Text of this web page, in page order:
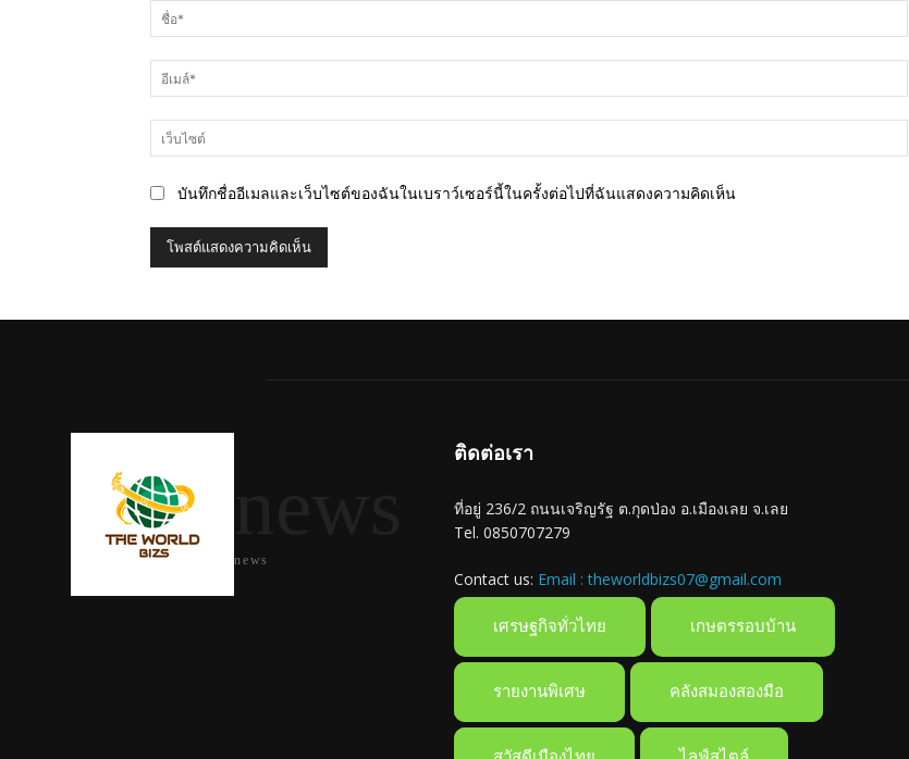
คิด
เห็น
บันทึกชื่ออีเมลและเว็บไซต์ของฉันในเบราว์เซอร์นี้ในครั้งต่อไปที่ฉันแสดงความคิดเห็น
news
ติดต่อเรา
ที่อยู่ 236/2 ถนนเจริญรัฐ ต.กุดป่อง อ.เมืองเลย จ.เลย
Tel. 0850707279
Contact us: Email : theworldbizs07@gmail.com
เศรษฐกิจทั่วไทย เกษตรรอบบ้าน
รายงานพิเศษ คลังสมองสองมือ